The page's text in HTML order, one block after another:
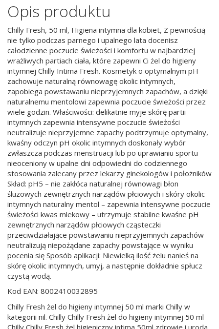
Opis produktu
Chilly Fresh, 50 ml, Higiena intymna dla kobiet, Z pewnością
nie tylko podczas parnego i upalnego lata docenisz
całodzienne poczucie świeżości i komfortu w najbardziej
wrażliwych partiach ciała, które zapewni Ci żel do higieny
intymnej Chilly Intima Fresh. Kosmetyk o optymalnym pH
zachowuje naturalną równowagę okolic intymnych,
zapobiega powstawaniu nieprzyjemnych zapachów, a dzięki
naturalnemu mentolowi zapewnia poczucie świeżości przez
wiele godzin. Właściwości: delikatnie myje skórę partii
intymnych zapewnia intensywne poczucie świeżości
neutralizuje nieprzyjemne zapachy podtrzymuje optymalny,
kwaśny odczyn pH okolic intymnych doskonały wybór
zwłaszcza podczas menstruacji lub po uprawianiu sportu
nieoceniony w upalne dni odpowiedni do codziennego
stosowania zalecany przez lekarzy ginekologów i położników
Skład: pH5 – nie zakłóca naturalnej równowagi błon
śluzowych zewnętrznych narządów płciowych i skóry okolic
intymnych naturalny mentol – zapewnia intensywne poczucie
świeżości kwas mlekowy – utrzymuje stabilne kwaśne pH
zewnętrznych narządów płciowych cząsteczki
przeciwdziałające powstawaniu nieprzyjemnych zapachów –
neutralizują niepożądane zapachy powstające w wyniku
pocenia się Sposób aplikacji: Niewielką ilość żelu nanieś na
skórę okolic intymnych, umyj, a następnie dokładnie spłucz
czystą wodą.
Kod EAN: 8002410032895
Chilly Fresh żel do higieny intymnej 50 ml marki Chilly w
kategorii nil. Chilly Chilly Fresh żel do higieny intymnej 50 ml
Chilly Chilly Fresh żel higieniczny intima 50ml zdrowie i uroda